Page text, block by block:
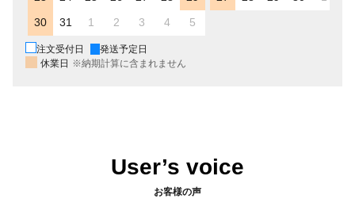
30
31 1 2 3 4 5
注文受付日
発送予定日
休業日 ※納期計算に含まれません
User’s voice
お客様の声